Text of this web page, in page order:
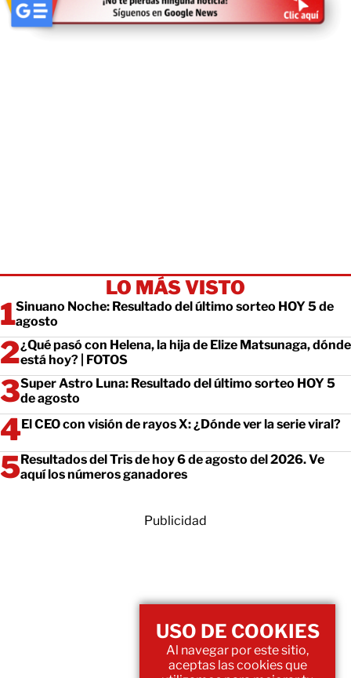
LO MÁS VISTO
Sinuano Noche: Resultado del último sorteo HOY 5 de
agosto
¿Qué pasó con Helena, la hija de Elize Matsunaga, dónde
está hoy? | FOTOS
Super Astro Luna: Resultado del último sorteo HOY 5
de agosto
El CEO con visión de rayos X: ¿Dónde ver la serie viral?
Resultados del Tris de hoy 6 de agosto del 2026. Ve
aquí los números ganadores
Publicidad
USO DE COOKIES
Al navegar por este sitio,
aceptas las cookies que